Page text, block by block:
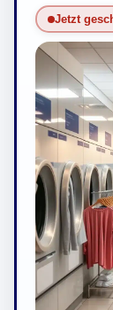
Jetzt